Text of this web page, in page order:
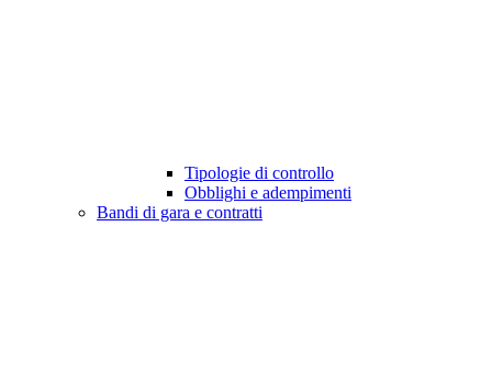
Tipologie di controllo
Obblighi e adempimenti
Bandi di gara e contratti